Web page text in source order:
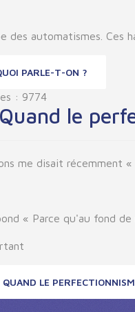
des automatismes.
PARLE-T-ON ?
: 9774
le
me disait récemment «
« Parce qu'au fond
LE